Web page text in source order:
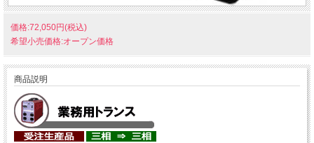
価格:72,050円(税込)
希望小売価格:オープン価格
商品説明